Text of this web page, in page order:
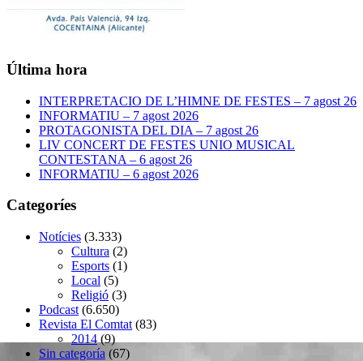
Última hora
INTERPRETACIO DE L’HIMNE DE FESTES – 7 agost 26
INFORMATIU – 7 agost 2026
PROTAGONISTA DEL DIA – 7 agost 26
LIV CONCERT DE FESTES UNIO MUSICAL
CONTESTANA – 6 agost 26
INFORMATIU – 6 agost 2026
Categoríes
Notícies (3.333)
Cultura (2)
Esports (1)
Local (5)
Religió (3)
Podcast (6.650)
Revista El Comtat (83)
2014 (9)
Sin categoría (67)